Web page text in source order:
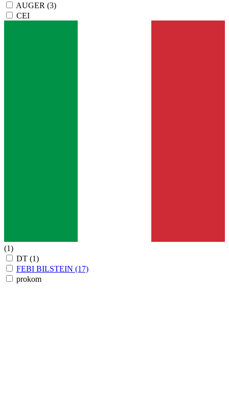
AUGER (3)
CEI
(1)
DT (1)
FEBI BILSTEIN (17)
prokom